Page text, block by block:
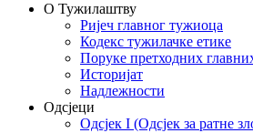
О Тужилаштву
Ријеч главног тужиоца
Кодекс тужилачке етике
Поруке претходних
Историјат
Надлежности
Одсјеци
Одсјек I (Одсјек за ратне